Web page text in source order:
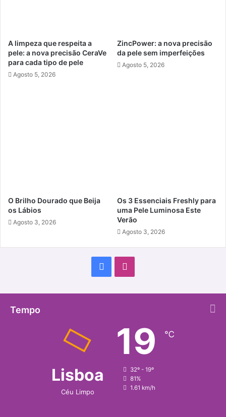
A limpeza que respeita a
pele: a nova precisão CeraVe
para cada tipo de pele
Agosto 5, 2026
ZincPower: a nova precisão
da pele sem imperfeições
Agosto 5, 2026
O Brilho Dourado que Beija
os Lábios
Agosto 3, 2026
Os 3 Essenciais Freshly para
uma Pele Luminosa Este
Verão
Agosto 3, 2026
Facebook
Tempo
Lisboa
Céu Limpo
19 ℃
32º - 19º
81%
1.61 km/h